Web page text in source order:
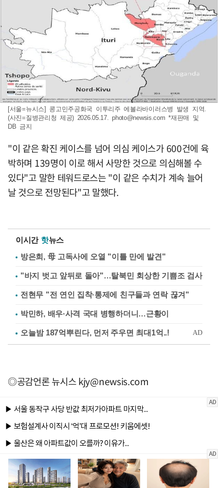
[서울=뉴시스] 콩고민주공화국 이투리주 에볼라바이러스병 발생 지역.
(사진=질병관리청 제공) 2026.05.17.photo@newsis.com *재판매 및
DB 금지
"이 같은 확진 케이스를 넘어 의심 케이스가 600건에 육
박하며 139명이 이로 해서 사망한 것으로 의심해볼 수
있다"고 말한 테워드로스는 "이 같은 수치가 계속 늘어
날 것으로 전망된다"고 말했다.
이시간 핫뉴스
방은희, 母 고독사에 오열 "이틀 만에 발견"
"바지 벗고 앞뒤로 돌아"…탈북민 회상한 기쁨조 검사
전현무 "전 연인 집착·통제에 친구들과 연락 끊겨"
박민하, 배우·사격 국대 병행하더니…근황이
◎공감언론 뉴시스kjy@newsis.com